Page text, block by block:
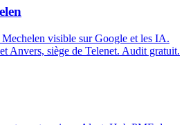
visible sur Google et les IA.
Anvers, siège de Telenet. Audit gratuit.